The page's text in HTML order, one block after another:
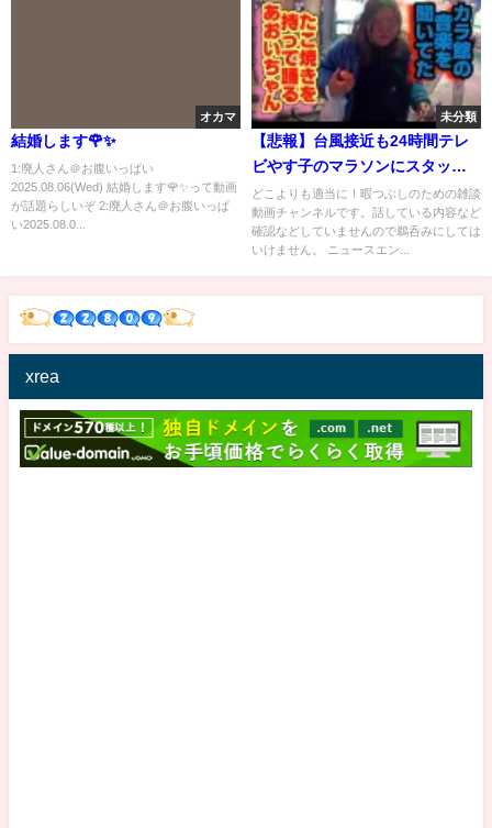
オカマ
結婚します🌹✨
1:廃人さん＠お腹いっぱい
2025.08.06(Wed) 結婚します🌹✨って動画
が話題らしいぞ 2:廃人さん＠お腹いっぱ
い2025.08.0...
未分類
【悲報】台風接近も24時間テレ
ビやす子のマラソンにスタッフ
500人動員で「この災害時に人の
使い方間違ってる」と大炎上
撮影現場での木村拓哉をあの有
どこよりも適当に！暇つぶしのための雑談
動画チャンネルです。話している内容など
確認などしていませんので鵜呑みにしては
いけません。 ニュースエン...
xrea